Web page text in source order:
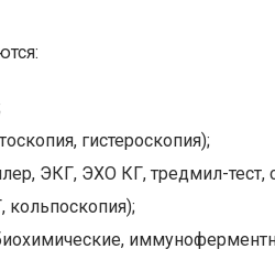
гистероскопия);
ЭКГ, ЭХО КГ, тредмил-тест,
кольпоскопия);